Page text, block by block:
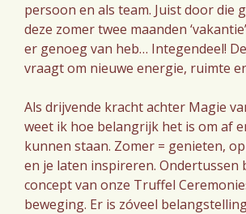
persoon en als team. Juist door die
deze zomer twee maanden
er genoeg van heb… Integendeel!
vraagt om nieuwe energie, ruimte
Als drijvende kracht achter Magie
weet ik hoe belangrijk het is om af
kunnen staan. Zomer = genieten,
en je laten inspireren. Ondertussen
concept van onze Truffel
beweging. Er is zóveel